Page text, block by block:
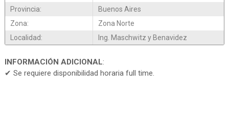
Provincia:
Buenos Aires
Zona:
Zona Norte
Localidad:
Ing. Maschwitz y Benavidez
INFORMACIÓN ADICIONAL:
✔ Se requiere disponibilidad horaria full time.